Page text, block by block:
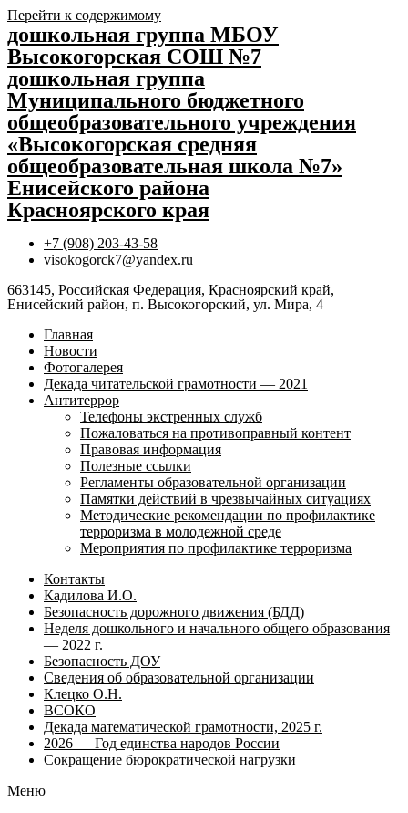
Перейти к содержимому
дошкольная группа МБОУ
Высокогорская СОШ №7
дошкольная группа
Муниципального бюджетного
общеобразовательного учреждения
«Высокогорская средняя
общеобразовательная школа №7»
Енисейского района
Красноярского края
+7 (908) 203-43-58
visokogorck7@yandex.ru
663145, Российская Федерация, Красноярский край,
Енисейский район, п. Высокогорский, ул. Мира, 4
Главная
Новости
Фотогалерея
Декада читательской грамотности — 2021
Антитеррор
Телефоны экстренных служб
Пожаловаться на противоправный контент
Правовая информация
Полезные ссылки
Регламенты образовательной организации
Памятки действий в чрезвычайных ситуациях
Методические рекомендации по профилактике
терроризма в молодежной среде
Мероприятия по профилактике терроризма
Контакты
Кадилова И.О.
Безопасность дорожного движения (БДД)
Неделя дошкольного и начального общего образования
— 2022 г.
Безопасность ДОУ
Сведения об образовательной организации
Клецко О.Н.
ВСОКО
Декада математической грамотности, 2025 г.
2026 — Год единства народов России
Сокращение бюрократической нагрузки
Меню